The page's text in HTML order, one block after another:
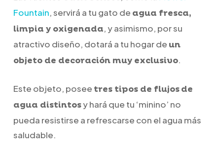
Fountain, servirá a tu gato de agua fresca,
limpia y oxigenada, y asimismo, por su
atractivo diseño, dotará a tu hogar de un
objeto de decoración muy exclusivo.
Este objeto, posee tres tipos de flujosde
agua distintosy hará que tu ‘minino’ no
pueda resistirse a refrescarse con el agua más
saludable.